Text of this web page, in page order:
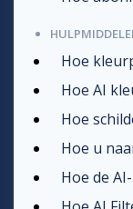
Hoe
Hoe AI
Hoe
Hoe u
Hoe de